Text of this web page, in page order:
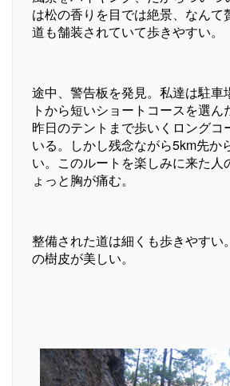
は松の香りを目では絶景、なんて
道も舗装されていて歩きやすい。
途中、警告板を発見。私達は駐車
トから短いショートコースを選ん
昨日のテントまで歩いくロングコ
いる。しかし残念ながら5km先か
い。このルートを楽しみに来た人
ょっと胸が痛む。
整備された道は細くも歩きやすい
の樹皮が美しい。